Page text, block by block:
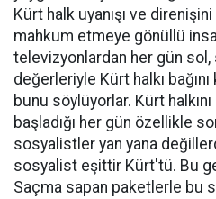
Kürt halk uyanışı ve
mahkum etmeye gönüllü
televizyonlardan her gün
değerleriyle Kürt halkı
bunu söylüyorlar. Kürt halkını
başladığı her gün özellikle
sosyalistler yan yana
sosyalist eşittir Kürt'tü. Bu
Saçma sapan paketlerle bu